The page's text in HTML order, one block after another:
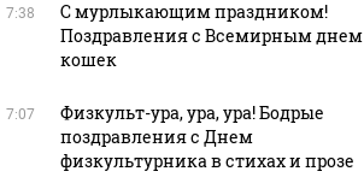
08 августа, 18:38
Шесть
человек
пострадали
при атаке
Шесть
человек,
включая
7:38
С мурлыкающим праздником!
Поздравления с Всемирным днем
кошек
7:07
Физкульт-ура, ура, ура! Бодрые
поздравления с Днем
физкультурника в стихах и прозе